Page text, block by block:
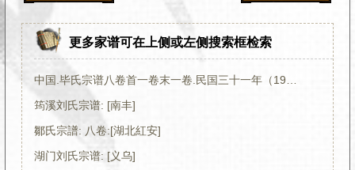
更多家谱可在上侧或左侧搜索框检索
中国.毕氏宗谱八卷首一卷末一卷.民国三十一年（1942）PDF下载
筠溪刘氏宗谱: [南丰]
鄒氏宗譜: 八卷:[湖北紅安]
湖门刘氏宗谱: [义乌]